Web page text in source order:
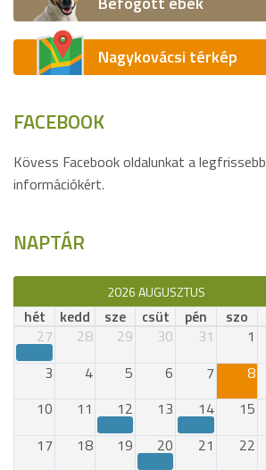
Nagykovácsi térkép
FACEBOOK
Kövess Facebook oldalunkat a legfrissebb
információkért.
NAPTÁR
2026 AUGUSZTUS
hét kedd sze csüt pén szo
27
28 29 30 31 1
3
4 5 6 7 8
10
11 12 13 14 15
17
18 19 20 21 22